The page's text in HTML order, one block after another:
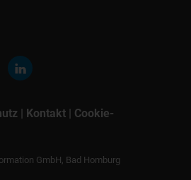
| Kontakt | Cookie-
GmbH, Bad Homburg